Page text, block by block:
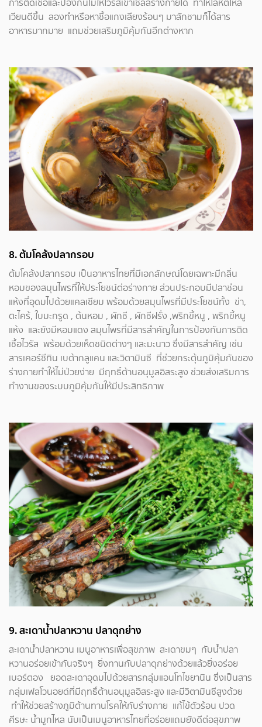
การติดเชื้อและป้องกันไม่ให้ไวรัสเข้าเซลล์ร่างกายได้ ทำให้โลหิตไหล
เวียนดีขึ้น ลองทำหรือหาซื้อแกงเลียงร้อนๆ มาสักชามก็ได้สาร
อาหารมากมาย แถมช่วยเสริมภูมิคุ้มกันอีกต่างหาก
8.ต้มโคล้งปลากรอบ
ต้มโคล้งปลากรอบ เป็นอาหารไทยที่มีเอกลักษณ์โดยเฉพาะมีกลิ่น
หอมของสมุนไพรที่ให้ประโยชน์ต่อร่างกาย ส่วนประกอบมีปลาช่อน
แห้งที่อุดมไปด้วยแคลเซียม พร้อมด้วยสมุนไพรที่มีประโยชน์ทั้ง ข่า,
ตะไคร้, ใบมะกรูด , ต้นหอม , ผักชี , ผักชีฝรั่ง ,พริกขี้หนู , พริกขี้หนู
แห้ง และยังมีหอมแดง สมุนไพรที่มีสารสำคัญในการป้องกันการติด
เชื้อไวรัส พร้อมด้วยเห็ดชนิดต่างๆ และมะนาว ซึ่งมีสารสำคัญ เช่น
สารเคอร์ซีทิน เบต้ากลูแคน และวิตามินซี ที่ช่วยกระตุ้นภูมิคุ้มกันของ
ร่างกายทำให้ไม่ป่วยง่าย มีฤทธิ์ต้านอนุมูลอิสระสูง ช่วยส่งเสริมการ
ทำงานของระบบภูมิคุ้มกันให้มีประสิทธิภาพ
9. สะเดาน้ำปลาหวาน ปลาดุกย่าง
สะเดาน้ำปลาหวาน เมนูอาหารเพื่อสุขภาพ สะเดาขมๆ กับน้ำปลา
หวานอร่อยเข้ากันจริงๆ ยิ่งทานกับปลาดุกย่างด้วยแล้วยิ่งอร่อย
เบอร์ตอง ยอดสะเดาอุดมไปด้วยสารกลุ่มแอนโทไซยานิน ซึ่งเป็นสาร
กลุ่มเฟลโวนอยด์ที่มีฤทธิ์ต้านอนุมูลอิสระสูง และมีวิตามินซีสูงด้วย
ทำให้ช่วยสร้างภูมิต้านทานโรคให้กับร่างกาย แก้ไข้ตัวร้อน ปวด
ศีรษะ น้ำมูกไหล นับเป็นเมนูอาหารไทยที่อร่อยแถมยังดีต่อสุขภาพ